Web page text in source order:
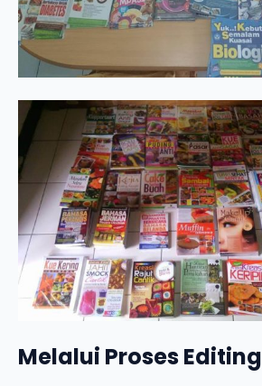
Melalui Proses Editing